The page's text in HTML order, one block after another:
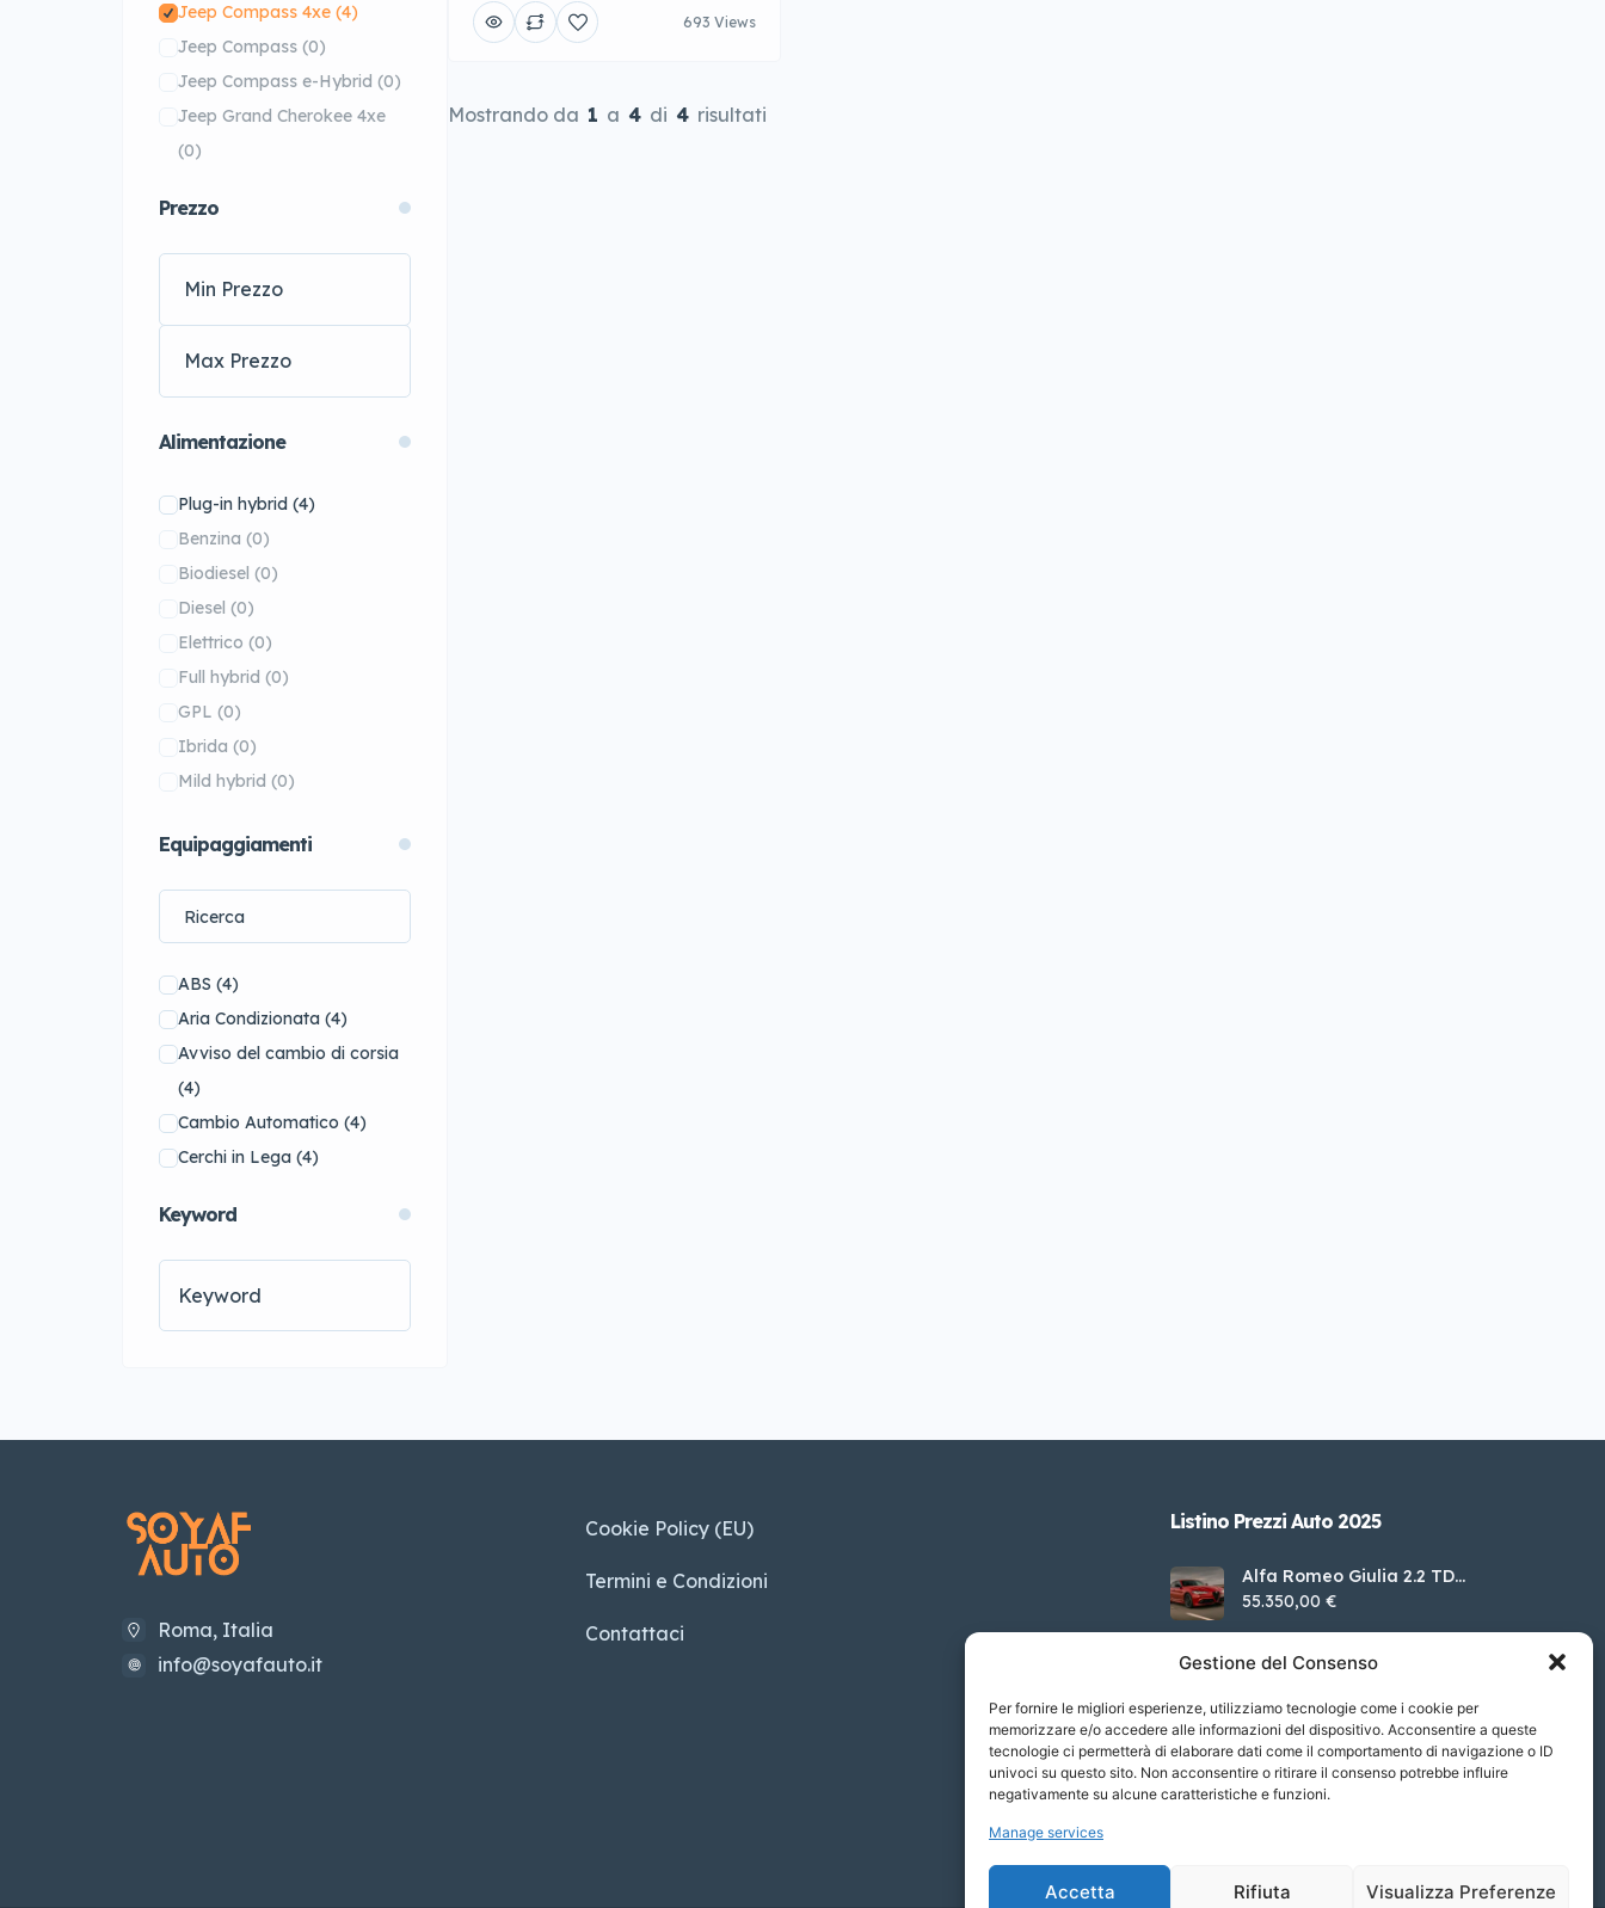
Gestione del Consenso
Per fornire le migliori esperienze, utilizziamo tecnologie come i cookie per
memorizzare e/o accedere alle informazioni del dispositivo. Acconsentire a queste
tecnologie ci permetterà di elaborare dati come il comportamento di navigazione o ID
univoci su questo sito. Non acconsentire o ritirare il consenso potrebbe influire
negativamente su alcune caratteristiche e funzioni.
Manage services
Accetta Rifiuta Visualizza Preferenze
Hyundai(18)
Jaguar(56)
Jeep (10)
KIA(32)
Koenigsegg
Maserati(18)
McLaren (1)
Mercedes-Benz(1)
MG(22)
Nissan (1)
Opel(3)
Peugeot(14)
Porsche(72)
Renault(16)
Rolls-Royce(6)
Skoda(41)
Smart(25)
Subaru(6)
Toyota(16)
Volkswagen(9)
Audi(0)
Dodge(0)
Land Rover(0)
Mitsubishi(0)
Volvo
Jeep Compass 4xe (4)
Jeep Compass (0)
Jeep Compass e-Hybrid (0)
Jeep Grand Cherokee 4xe
(0)
Jeep Renegade 4xe
Jeep Renegade e-Hybrid(0)
Jeep Wrangler
Jeep Wrangler 4xe(0)
Jeep Wrangler Unlimited
Prezzo
Alimentazione
Plug-in hybrid (4)
Benzina (0)
Biodiesel (0)
Diesel (0)
Elettrico (0)
Full hybrid (0)
GPL (0)
Ibrida (0)
Mild hybrid (0)
Equipaggiamenti
ABS (4)
Aria Condizionata (4)
Avviso del cambio di corsia
(4)
Cambio Automatico (4)
Cerchi in Lega (4)
adattivo della velocità
Cruise Control(4)
Frenata automatica di
emergenza(4)
Sedili Riscaldati
Sensori di Parcheggio
Tetto Panoramico
Tettuccio Apribile(3)
Keyword
693 Views
Mostrando da 1 a 4 di 4 risultati
Roma, Italia
info@soyafauto.it
Cookie Policy (EU)
Termini e Condizioni
Contattaci
Listino Prezzi Auto 2025
Alfa Romeo Giulia 2.2 TD
160cv Veloce AT8
55.350,00 €
Elettrica Red 95cv
28.950,00 €
Jaguar Nuova XF 2.0 250CV
R-DYNAMIC SE AUTO
69.800,00 €
MG ZS EV 51 Kwh Luxury